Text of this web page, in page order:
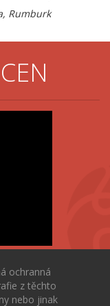
Rumburk
ochranná
z těchto
nebo jinak